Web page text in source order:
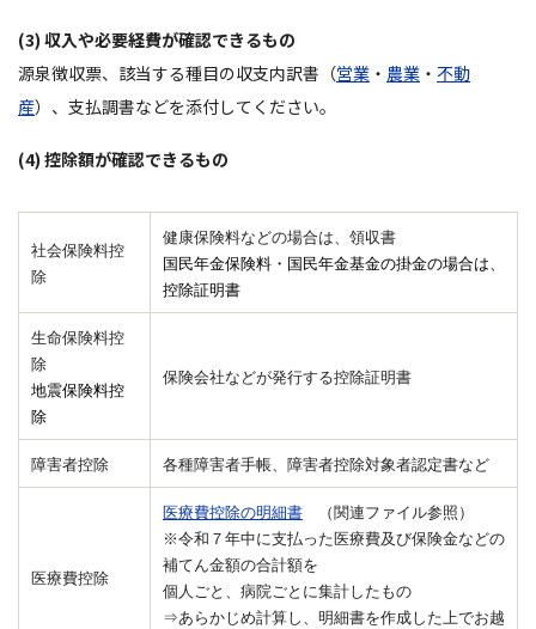
(3) 収入や必要経費が確認できるもの
源泉徴収票、該当する種目の収支内訳書（営業 ・ 農業 ・ 不動
産）、支払調書などを添付してください。
(4) 控除額が確認できるもの
社会保険料控
除
健康保険料などの場合は、領収書
国民年金保険料・国民年金基金の掛金の場合は、
控除証明書
生命保険料控
除
地震保険料控
除
保険会社などが発行する控除証明書
障害者控除 各種障害者手帳、障害者控除対象者認定書など
医療費控除
医療費控除の明細書 （関連ファイル参照）
※令和７年中に支払った医療費及び保険金などの
補てん金額の合計額を
個人ごと、病院ごとに集計したもの
⇒あらかじめ計算し、明細書を作成した上でお越